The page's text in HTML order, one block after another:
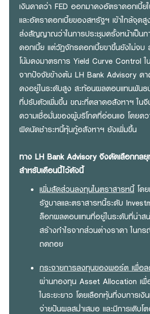
เงินคาดว่า FED ออกมาคงอัตราดอกเบี้ย
และอัตราดอกเบี้ยของสหรัฐฯ เข้าใกล้จุด
ส่งสัญญาณว่าในการประชุมครั้งหน้าเป็น
ดอกเบี้ย แต่วัฏจักรดอกเบี้ยขาขึ้นยังไม่จบ
โน้มคงมาตรการ Yield Curve Control
จากปัจจัยข้างต้น LH Bank Advisory ค
คงอยู่ในระดับสูง สะท้อนผลตอบแทนพันธ
ที่ปรับตัวเพิ่มขึ้น ขณะที่ตลาดอสังหาฯ ใน
ความเชื่อมั่นของผู้บริโภคที่อ่อนแอ โดยคว
ผิดนัดชำระหนี้หุ้นกู้อสังหาฯ ยังเพิ่มขึ้น
ทาง LH Bank Advisory จึงคัดเลือกกลยุ
สำหรับเดือนนี้ไว้ดังนี้
เพิ่มสัดส่วนลงทุนในตราสารหนี้โดย
รัฐบาลและตราสารหนี้ระดับ
ล็อกผลตอบแทนที่อยู่ในระดับที่น่าสน
สร้างกำไรจากส่วนต่างราคา ในก
ถดถอย
กระจายการลงทุนของพอร์ต เพื่อ
ผ่านกองทุน Asset Allocation เ
ในระยะยาว โดยเลือกหุ้นที่งบการเงิ
จ่ายปันผลสม่ำเสมอ และมีการเติบโ